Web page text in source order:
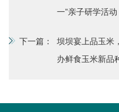
一”亲子研学活动
下一篇：
坝坝宴上品玉
办鲜食玉米新品